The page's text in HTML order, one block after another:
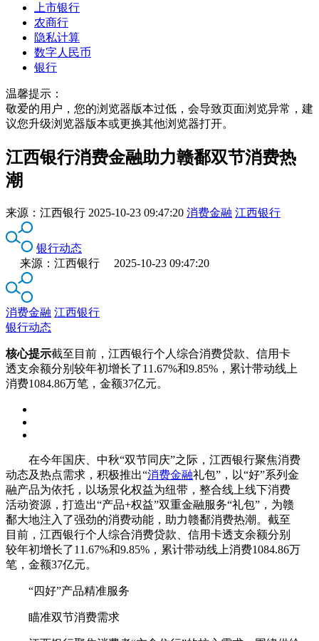
上市银行
农商行
隐私计算
数字人民币
银行
温馨提示：
敬爱的用户，您的浏览器版本过低，会导致页面浏览异常，建
议您升级浏览器版本或更换其他浏览器打开。
江西银行消费金融助力赣鄱双节消费热
潮
来源： 江西银行 2025-10-23 09:47:20 消费金融 江西银行
银行动态
来源：江西银行 2025-10-23 09:47:20
消费金融 江西银行
银行动态
核心提示截至目前，江西银行个人综合消费贷款、信用卡
透支余额分别较年初增长了11.67%和9.85%，累计带动线上
消费1084.86万笔，金额37亿元。
在今年国庆、中秋“双节同庆”之际，江西银行聚焦消费
动态及热点需求，积极推出“消费金融礼包”，以“好”系列金
融产品为依托，以场景化权益为纽带，整合线上线下消费
活动资源，打造出“产品+权益”双重金融服务“礼包”，为赣
鄱大地注入了强劲的消费动能，助力赣鄱消费热潮。截至
目前，江西银行个人综合消费贷款、信用卡透支余额分别
较年初增长了11.67%和9.85%，累计带动线上消费1084.86万
笔，金额37亿元。
“四好”产品精准服务
瞄准双节消费需求